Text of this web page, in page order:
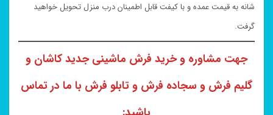
شانه به قیمت عمده و با کیفت قابل اطمینان درب منزل تحویل خواهید
گرفت.
جهت مشاوره و خرید فرش ماشینی جدید کاشان و
گلیم فرش و سجاده فرش و تابلو فرش با ما در تماس